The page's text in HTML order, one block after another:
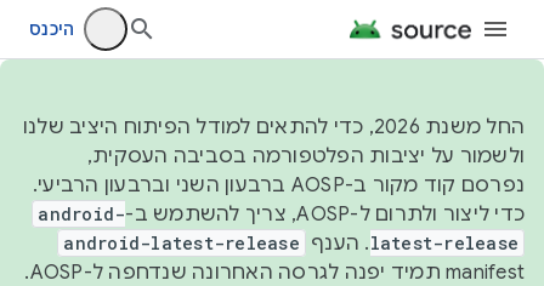
היכנס
החל משנת 2026, כדי להתאים למודל הפיתוח היציב שלנו
ולשמור על יציבות הפלטפורמה בסביבה העסקית,
נפרסם קוד מקור ב-AOSP ברבעון השני וברבעון הרביעי.
כדי ליצור ולתרום ל-AOSP, צריך להשתמש ב-
android-
latest-release. הענף android-latest-release
manifest תמיד יפנה לגרסה האחרונה שנדחפה ל-AOSP.